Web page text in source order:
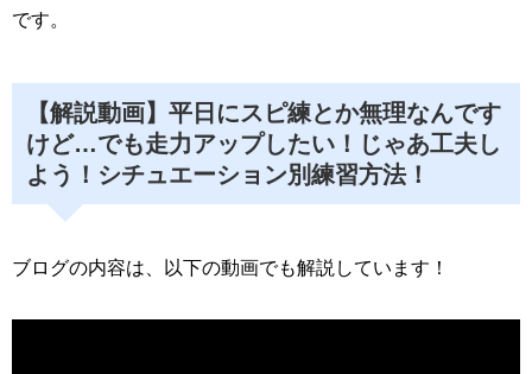
です。
【解説動画】 平日にスピ練とか無理なんです
けど…でも走力アップしたい！じゃあ工夫し
よう！シチュエーション別練習方法！
ブログの内容は、以下の動画でも解説しています！